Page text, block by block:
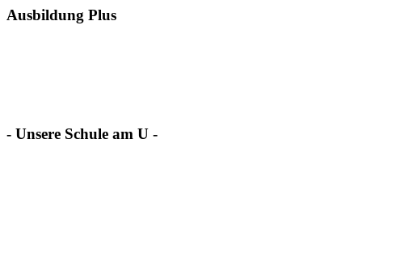
Ausbildung Plus
- Unsere Schule am U -